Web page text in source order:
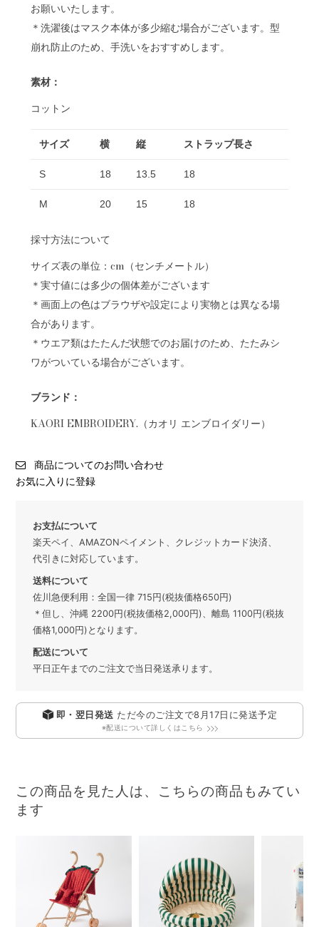
お願いいたします。
＊洗濯後はマスク本体が多少縮む場合がございます。型
崩れ防止のため、手洗いをおすすめします。
素材：
コットン
サイズ 横 縦 ストラップ長さ
S 18 13.5 18
M 20 15 18
採寸方法について
サイズ表の単位：cm（センチメートル）
＊実寸値には多少の個体差がございます
＊画面上の色はブラウザや設定により実物とは異なる場
合があります。
＊ウエア類はたたんだ状態でのお届けのため、たたみシ
ワがついている場合がございます。
ブランド：
KAORI EMBROIDERY.（カオリ エンブロイダリー）
商品についてのお問い合わせ
お気に入りに登録
お支払について
楽天ペイ、AMAZONペイメント、クレジットカード決済、
代引きに対応しています。
送料について
佐川急便利用：全国一律 715円(税抜価格650円)
＊但し、沖縄 2200円(税抜価格2,000円)、離島 1100円(税抜
価格1,000円)となります。
配送について
平日正午までのご注文で当日発送承ります。
即・翌日発送 ただ今のご注文で8月17日 に発送予定
※配送について詳しくはこちら
この商品を見た人は、こちらの商品もみてい
ます